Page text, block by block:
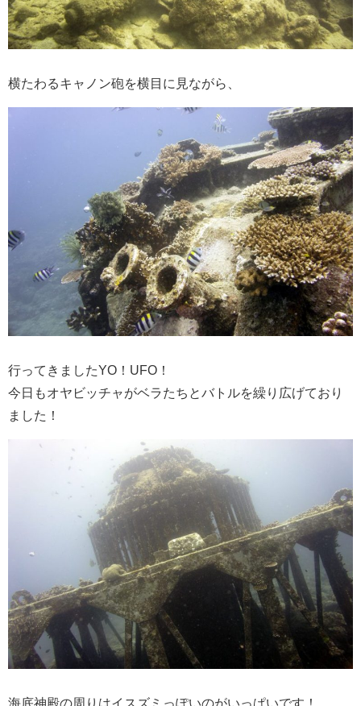
横たわるキャノン砲を横目に見ながら、
行ってきましたYO！UFO！
今日もオヤビッチャがベラたちとバトルを繰り広げており
ました！
海底神殿の周りはイスズミっぽいのがいっぱいです！